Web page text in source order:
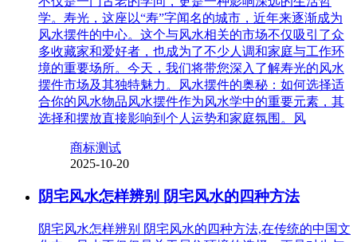
学。寿光，这座以“寿”字闻名的城市，近年来逐渐成为
风水摆件的中心。这个与风水相关的市场不仅吸引了众
多收藏家和爱好者，也成为了不少人调和家庭与工作环
境的重要场所。今天，我们将带您深入了解寿光的风水
摆件市场及其独特魅力。风水摆件的奥秘：如何选择适
合你的风水物品风水摆件作为风水学中的重要元素，其
选择和摆放直接影响到个人运势和家庭氛围。风
商标测试
2025-10-20
阴宅风水怎样辨别 阴宅风水的四种方法
阴宅风水怎样辨别 阴宅风水的四种方法,在传统的中国文